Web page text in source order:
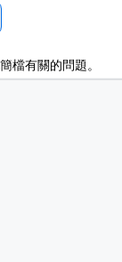
檔有關的問題。